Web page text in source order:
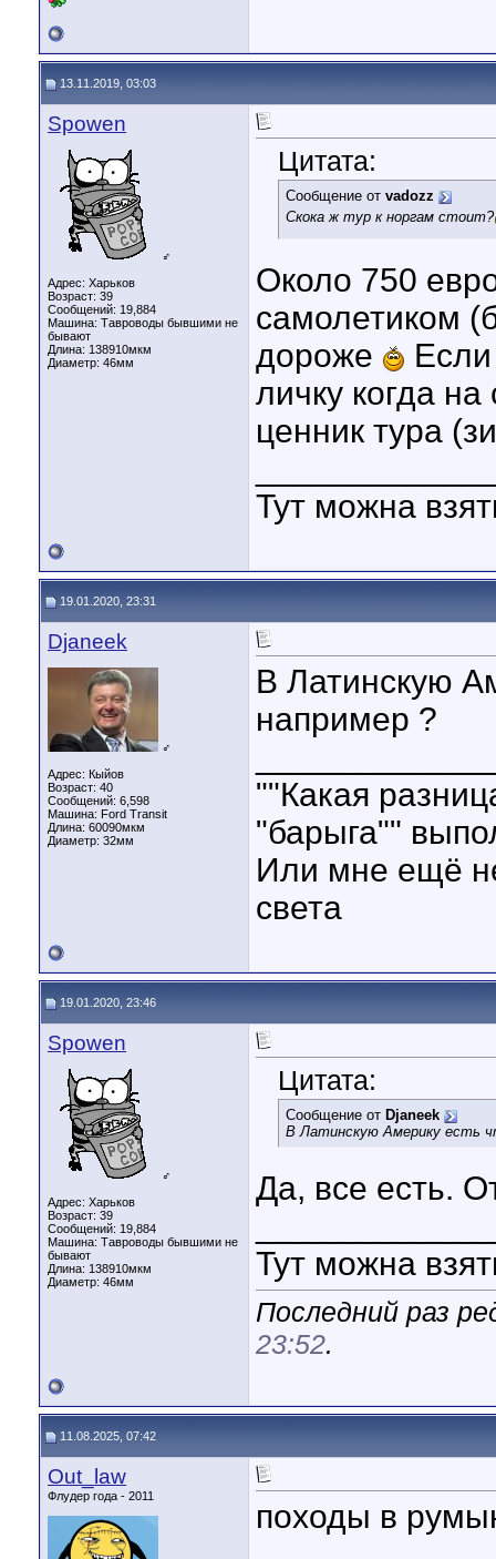
13.11.2019, 03:03
Spowen
♂
Адрес: Харьков
Возраст: 39
Сообщений: 19,884
Машина: Тавроводы бывшими не
бывают
Длина: 138910мкм
Диаметр: 46мм
Цитата:
Сообщение от vadozz
Скока ж тур к норгам стоит?
Около 750
самолетиком
дороже
личку когда
ценник тура
Тут можна
19.01.2020, 23:31
Djaneek
♂
Адрес: Кыйов
Возраст: 40
Сообщений: 6,598
Машина: Ford Transit
Длина: 60090мкм
Диаметр: 32мм
В Латинскую
например ?
""Какая
"барыга""
Или мне ещё
света
19.01.2020, 23:46
Spowen
♂
Адрес: Харьков
Возраст: 39
Сообщений: 19,884
Машина: Тавроводы бывшими не
бывают
Длина: 138910мкм
Диаметр: 46мм
Цитата:
Сообщение от Djaneek
В Латинскую Америку есть
Да, все есть.
Тут можна
Последний раз
23:52.
11.08.2025, 07:42
Out_law
Флудер года - 2011
походы в